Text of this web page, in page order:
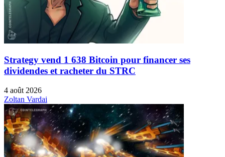
Strategy vend 1 638 Bitcoin pour financer ses
dividendes et racheter du STRC
4 août 2026
Zoltan Vardai